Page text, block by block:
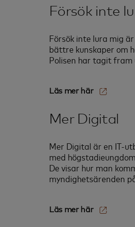
Försök inte
Försök inte lura mig
bättre kunskaper om
Polisen har tagit fram
Läs mer här‎
Mer Digital
Mer Digital är en IT-
med
De visar hur man
myndighetsärenden
Läs mer här‎